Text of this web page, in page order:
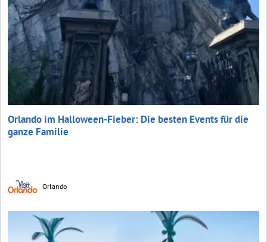
Orlando im Halloween-Fieber: Die besten Events für die
ganze Familie
Orlando